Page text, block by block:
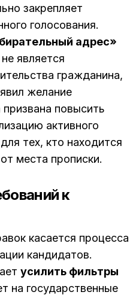
закрепляет
голосования.
адрес»
является
гражданина,
желание
повысить
активного
тех, кто находится
места прописки.
к
касается процесса
кандидатов.
усилить фильтры
на государственные